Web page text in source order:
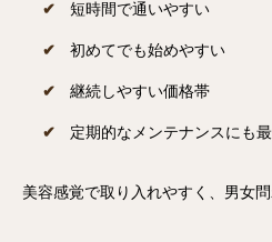
短時間で通いやすい
初めてでも始めやすい
継続しやすい価格帯
定期的なメンテナンスにも
美容感覚で取り入れやすく、男女